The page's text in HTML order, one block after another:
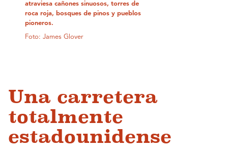
atraviesa cañones sinuosos, torres de
roca roja, bosques de pinos y pueblos
pioneros.
Foto: James Glover
Una carretera
totalmente
estadounidense